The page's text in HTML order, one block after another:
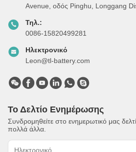
Avenue, οδός Pinghu, Longgang
Τηλ.:
0086-15820499281
Ηλεκτρονικό
Leon@tl-battery.com
Το Δελτίο Ενημέρωσης
Συνδρομηθείτε στο ενημερωτικό μας
πολλά άλλα.